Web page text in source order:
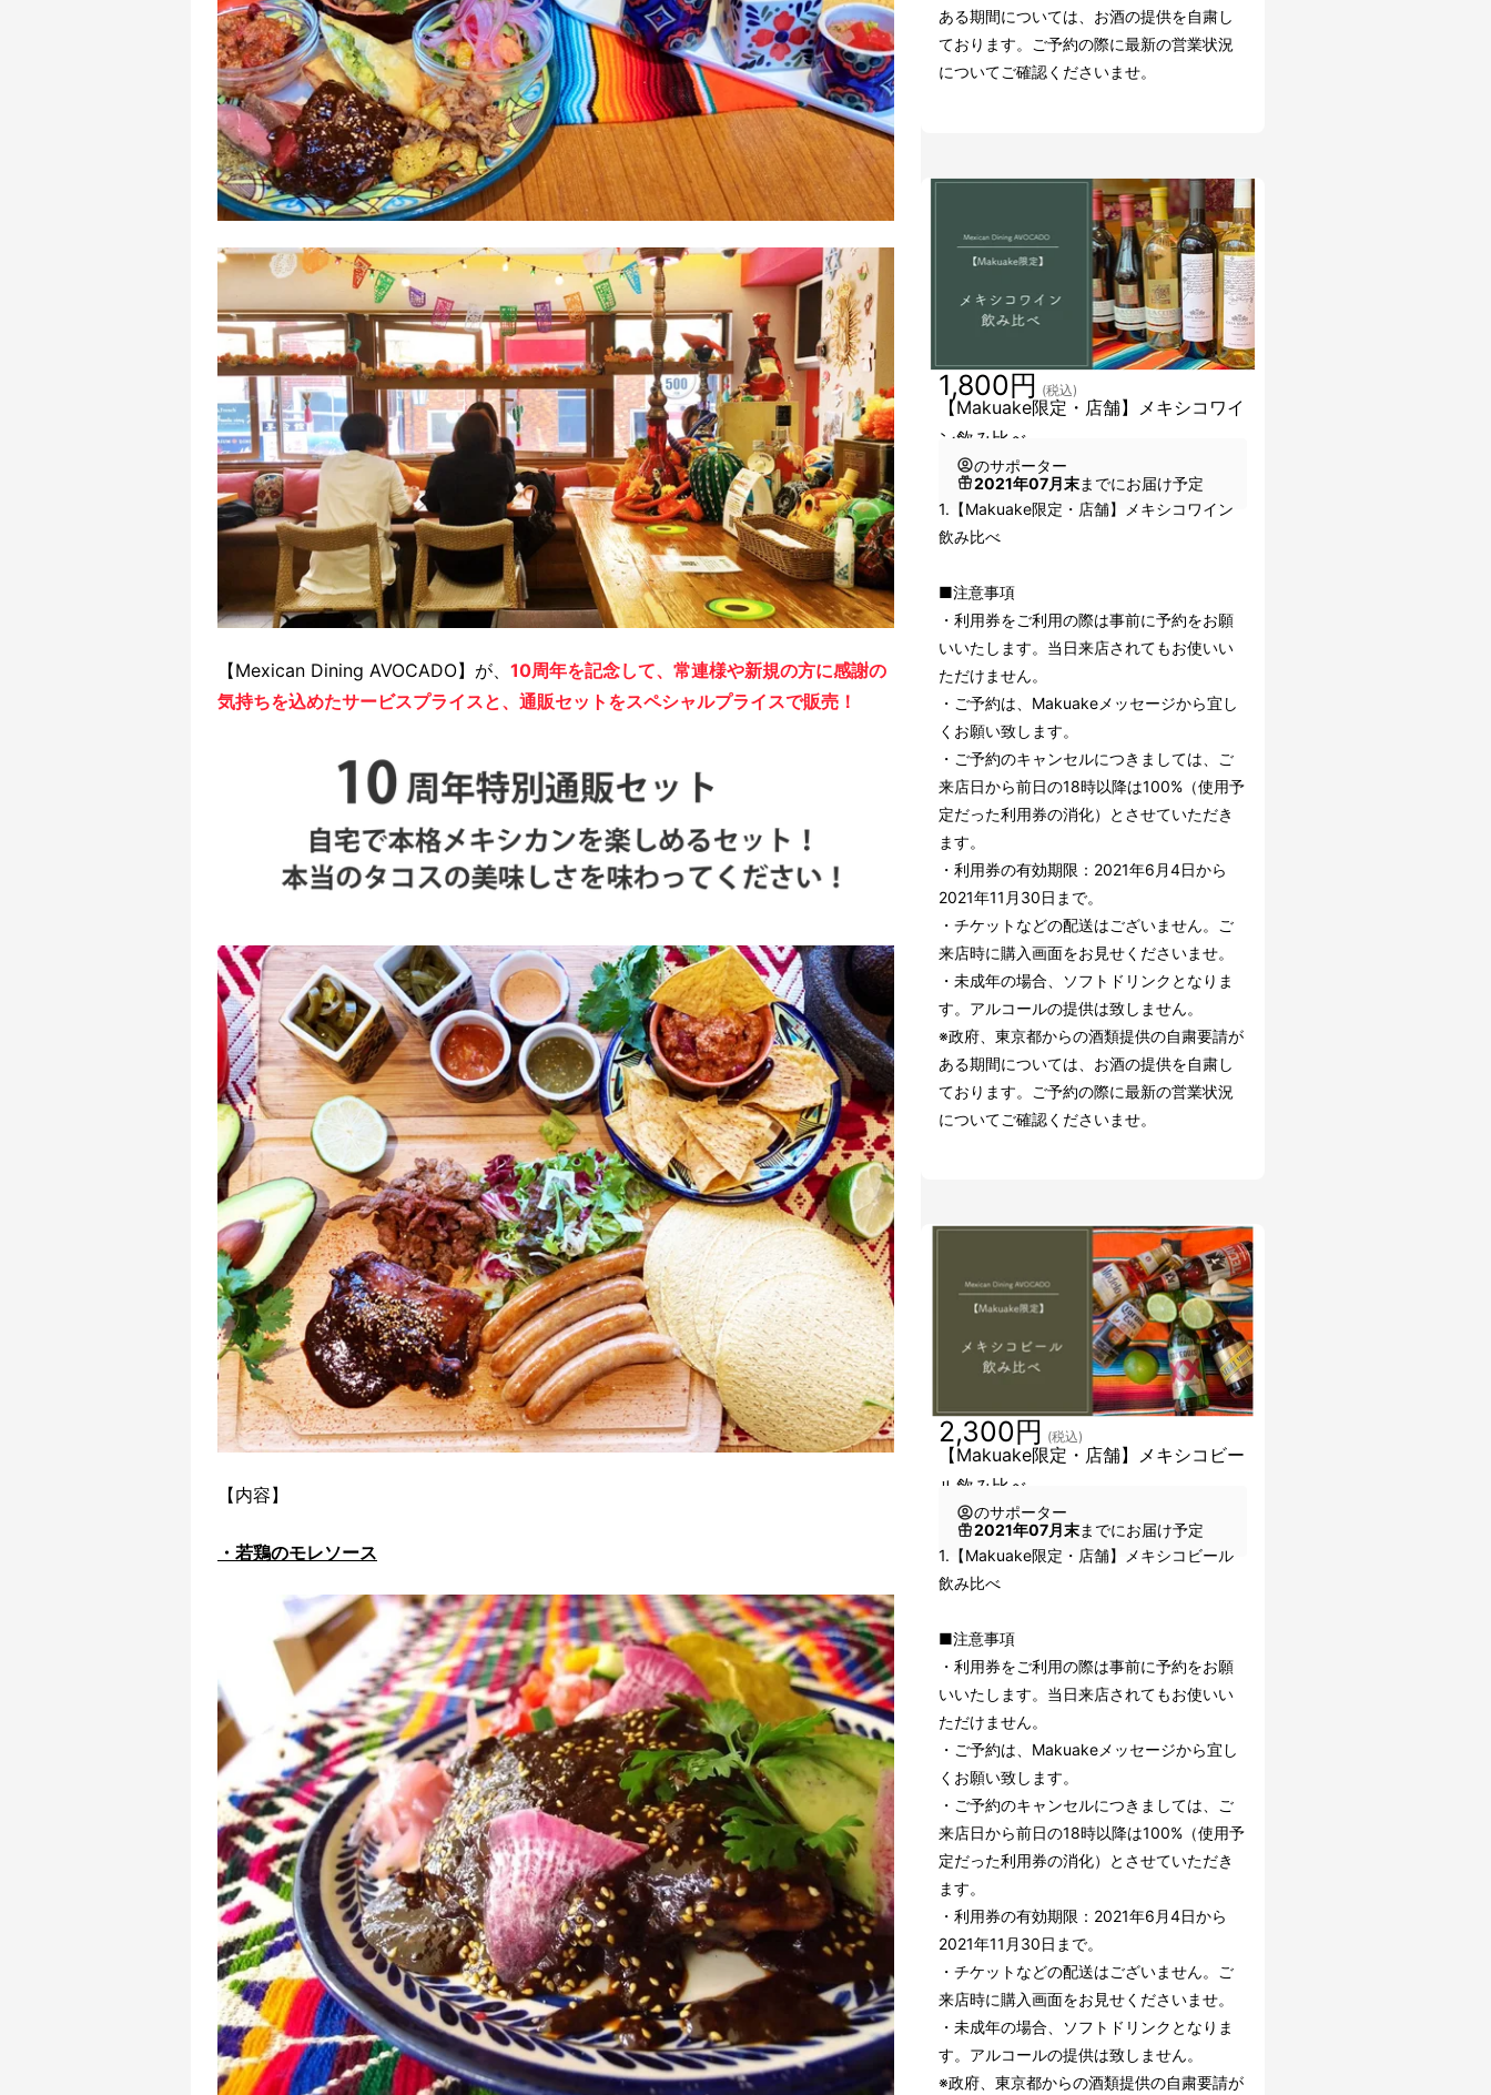
【Mexican Dining AVOCADO】が、 10周年を記念して、常連様や新規の方に感謝の
気持ちを込めたサービスプライスと、通販セットをスペシャルプライスで販売！
【内容】
・若鶏のモレソース
ある期間については、お酒の提供を自粛し
ております。ご予約の際に最新の営業状況
についてご確認くださいませ。
【Makuake限定・店舗】メキシコワイ
ン飲み比べ
1,800円 (税込)
のサポーター
2021年07月末までにお届け予定
1.【Makuake限定・店舗】メキシコワイン
飲み比べ
■注意事項
・利用券をご利用の際は事前に予約をお願
いいたします。当日来店されてもお使いい
ただけません。
・ご予約は、Makuakeメッセージから宜し
くお願い致します。
・ご予約のキャンセルにつきましては、ご
来店日から前日の18時以降は100%（使用予
定だった利用券の消化）とさせていただき
ます。
・利用券の有効期限：2021年6月4日から
2021年11月30日まで。
・チケットなどの配送はございません。ご
来店時に購入画面をお見せくださいませ。
・未成年の場合、ソフトドリンクとなりま
す。アルコールの提供は致しません。
※政府、東京都からの酒類提供の自粛要請が
ある期間については、お酒の提供を自粛し
ております。ご予約の際に最新の営業状況
についてご確認くださいませ。
【Makuake限定・店舗】メキシコビー
ル飲み比べ
2,300円 (税込)
のサポーター
2021年07月末までにお届け予定
1.【Makuake限定・店舗】メキシコビール
飲み比べ
■注意事項
・利用券をご利用の際は事前に予約をお願
いいたします。当日来店されてもお使いい
ただけません。
・ご予約は、Makuakeメッセージから宜し
くお願い致します。
・ご予約のキャンセルにつきましては、ご
来店日から前日の18時以降は100%（使用予
定だった利用券の消化）とさせていただき
ます。
・利用券の有効期限：2021年6月4日から
2021年11月30日まで。
・チケットなどの配送はございません。ご
来店時に購入画面をお見せくださいませ。
・未成年の場合、ソフトドリンクとなりま
す。アルコールの提供は致しません。
※政府、東京都からの酒類提供の自粛要請が